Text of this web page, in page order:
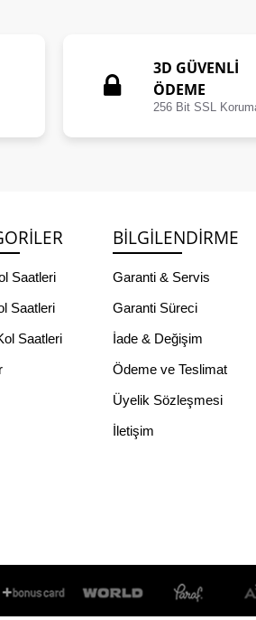
3D GÜVENLİ
ÖDEME
256 Bit SSL
Saatleri
Saatleri
Saatleri
BILGILENDIRME
Garanti & Servis
Garanti Süreci
İade & Değişim
Ödeme ve Teslimat
Üyelik Sözleşmesi
İletişim